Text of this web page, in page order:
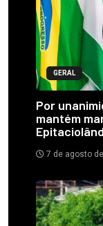
GERAL
Por
mantém
7 de agosto